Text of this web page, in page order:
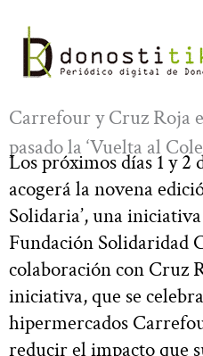
contenido
Carrefour y Cruz Roja
pasado la ‘Vuelta al
Los próximos días 1 y 2
acogerá la novena
Solidaria’, una
Fundación Solidaridad
colaboración con Cruz
iniciativa, que se
hipermercados
reducir el impacto que